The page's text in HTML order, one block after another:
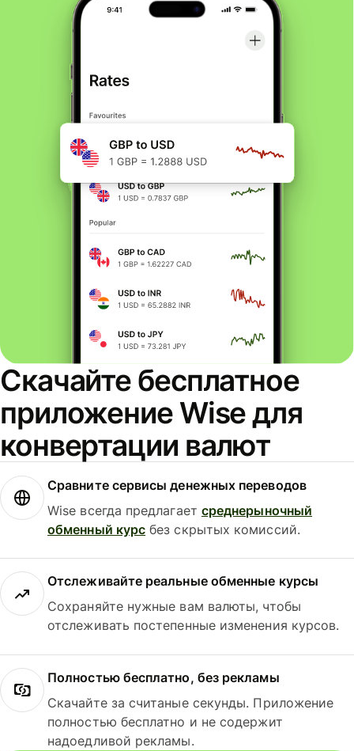
Скачайте бесплатное
приложение Wise для
конвертации валют
Сравните сервисы денежных переводов
Wise всегда предлагает среднерыночный
обменный курс без скрытых комиссий.
Отслеживайте реальные обменные курсы
Сохраняйте нужные вам валюты, чтобы
отслеживать постепенные изменения курсов.
Полностью бесплатно, без рекламы
Скачайте за считаные секунды. Приложение
полностью бесплатно и не содержит
надоедливой рекламы.